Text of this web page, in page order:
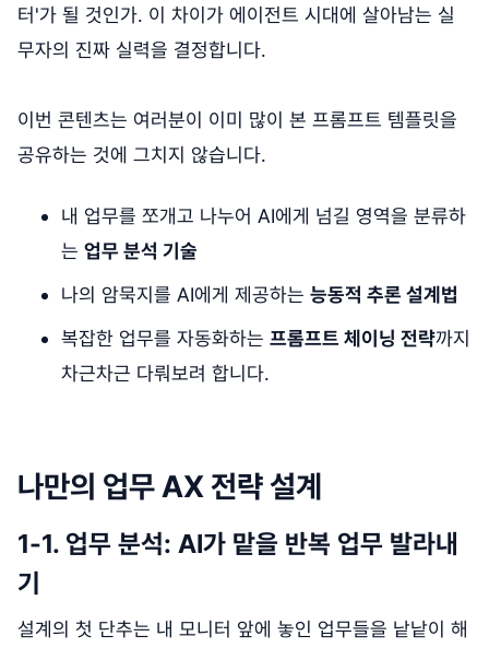
터'가 될 것인가. 이 차이가 에이전트 시대에 살아남는 실
무자의 진짜 실력을 결정합니다.
이번 콘텐츠는 여러분이 이미 많이 본 프롬프트 템플릿을
공유하는 것에 그치지 않습니다.
내 업무를 쪼개고 나누어 AI에게 넘길 영역을 분류하
는 업무 분석 기술
나의 암묵지를 AI에게 제공하는 능동적 추론 설계법
복잡한 업무를 자동화하는 프롬프트 체이닝 전략까지
차근차근 다뤄보려 합니다.
나만의 업무 AX 전략 설계
1-1. 업무 분석: AI가 맡을 반복 업무 발라내
기
설계의 첫 단추는 내 모니터 앞에 놓인 업무들을 낱낱이 해